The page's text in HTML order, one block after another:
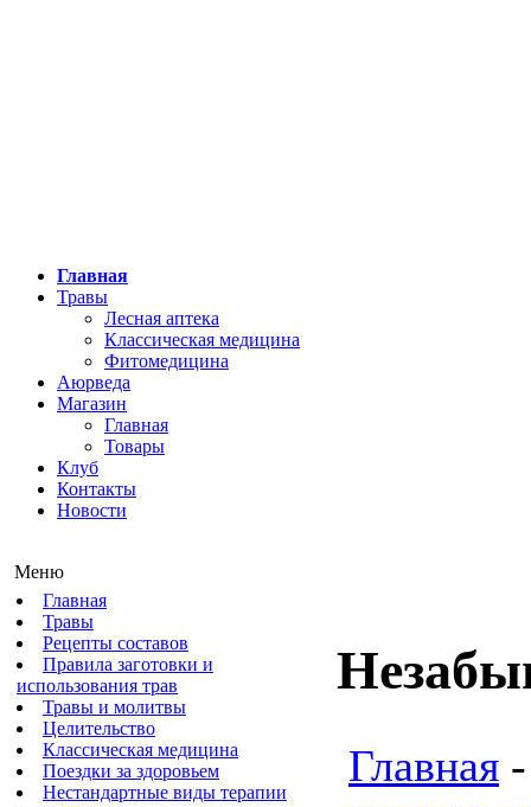
Главная
Травы
Лесная аптека
Классическая медицина
Фитомедицина
Аюрведа
Магазин
Главная
Товары
Клуб
Контакты
Новости
Меню
Главная
Травы
Рецепты составов
Правила заготовки и
использования трав
Травы и молитвы
Целительство
Классическая медицина
Поездки за здоровьем
Нестандартные виды терапии
Главная